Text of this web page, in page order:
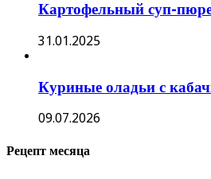
Картофельный суп-
31.01.2025
Куриные оладьи с
09.07.2026
Рецепт месяца